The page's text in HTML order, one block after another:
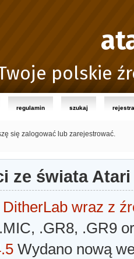
polskie
regulamin szukaj
się zalogować lub zarejestrować.
ze świata Atari
wraz z
.GR8, .GR9
Wydano nową